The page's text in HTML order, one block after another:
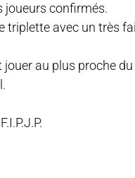
joueurs confirmés.
triplette avec un très
au plus proche